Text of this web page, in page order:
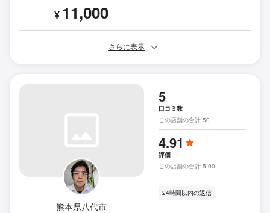
¥ 11,000
さらに表示
熊本県八代市
5
口コミ数
この店舗の合計 50
4.91
評価
この店舗の合計 5.00
24時間以内の返信